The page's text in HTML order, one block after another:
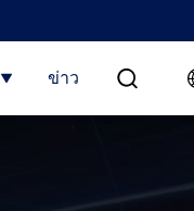
ข่าว